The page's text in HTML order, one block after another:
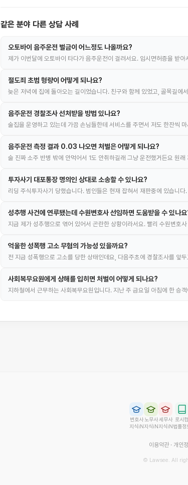
같은 분야 다른 상담 사례
오토바이 음주운전 벌금이 어느정도 나올까요?
제가 이번달에 오토바이 타다가 음주운전이 걸려서요. 임시면허증을 받
절도죄 초범 형량이 어떻게 되나요?
늦은 저녁에 집에 돌아오는 길이었습니다. 친구와 함께 있었고, 골목길에
음주운전 경찰조사 선처받을 방법 있나요?
술집을 운영하고 있는데 가끔 손님들한테 서비스를 주면서 저도 한잔씩
음주운전 측정 결과 0.03 나오면 처벌은 어떻게 되나요?
술 진짜 소주 반병 밖에 안먹어서 1도 안취하길래 그냥 운전했거든요 원
투자사기 대포통장 명의인 상대로 소송할 수 있나요?
리딩 주식투자사기 당했습니다. 범인들은 현재 잡혀서 재판중에 있습니
성추행 사건에 연루됐는데 수원변호사 선임하면 도움받을 수 있나
지금 제가 성추행으로 엮어 있어서 곤란한 상황이라서요. 빨리 수원변호
억울한 성폭행 고소 무혐의 가능성 있을까요?
전 지금 성폭행으로 고소를 당한 상태인데요, 다음주초에 경찰조사를 앞
사회복무요원에게 상해를 입히면 처벌이 어떻게 되나요?
지하철에서 근무하는 사회복무요원입니다. 지난 주 금요일 아침에 한 승
변호사
지식iN
노무사
지식iN
세무사
지식iN
로시컴
법률정
이용약관· 개인
© Lawsee. All